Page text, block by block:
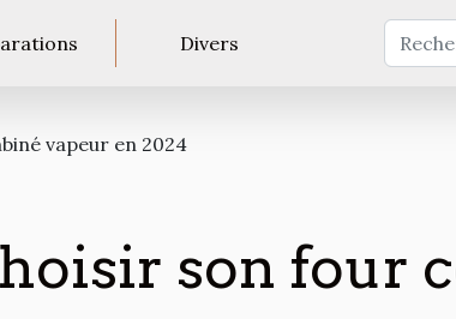
Divers
vapeur en 2024
son four